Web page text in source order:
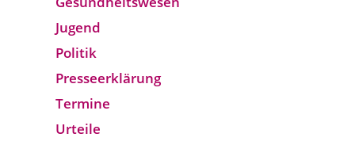
Jugend
Politik
Presseerklärung
Termine
Urteile